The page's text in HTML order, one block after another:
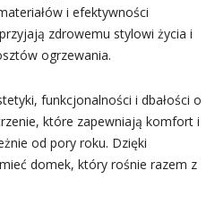
i efektywności
zdrowemu stylowi życia i
ogrzewania.
funkcjonalności i dbałości o
które zapewniają komfort i
od pory roku. Dzięki
domek, który rośnie razem z